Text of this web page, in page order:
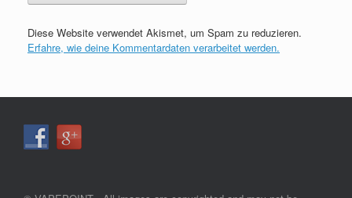
A
l
a
i
Diese Website verwendet Akismet, um Spam zu reduzieren.
Erfahre, wie deine Kommentardaten verarbeitet werden.